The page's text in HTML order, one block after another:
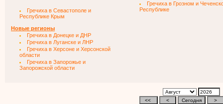
Гречиха в Севастополе и
Республике Крым
Новые регионы
Гречиха в Донецке и ДНР
Гречиха в Луганске и ЛНР
Гречиха в Херсоне и Херсонской
области
Гречиха в Запорожье и
Запорожской области
Гречиха в Грозном и
Республике